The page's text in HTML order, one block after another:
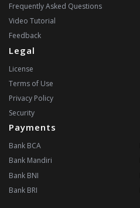
Frequently Asked Questions
Video Tutorial
Feedback
Legal
License
Terms of Use
Privacy Policy
Security
Payments
Bank BCA
Bank Mandiri
Bank BNI
Bank BRI